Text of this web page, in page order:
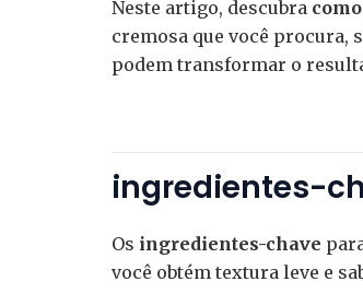
Neste artigo, descubra
cremosa que você procura,
podem transformar o
ingredientes-
Os ingredientes-chave
você obtém textura leve e